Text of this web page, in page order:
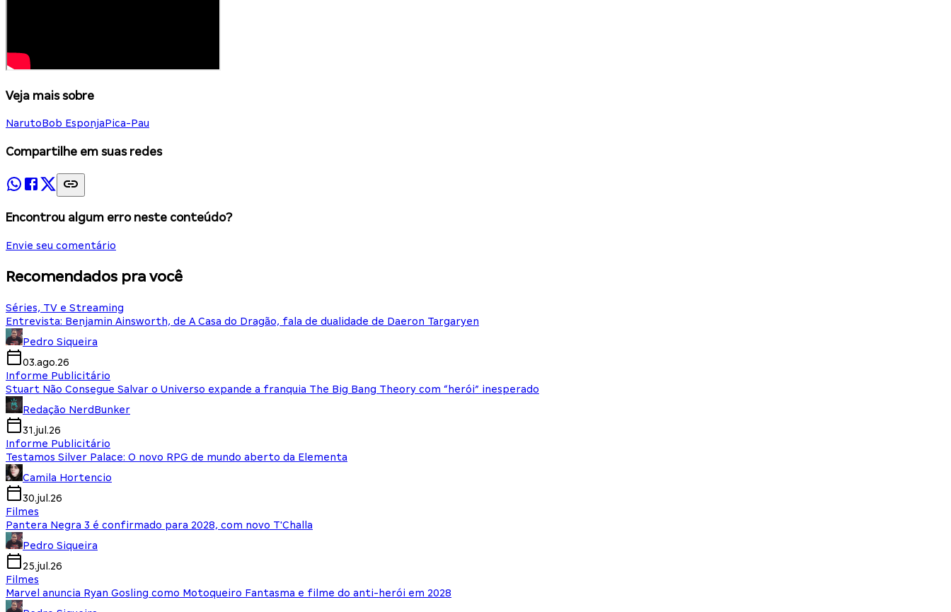
Veja mais sobre
NarutoBob EsponjaPica-Pau
Compartilhe em suas redes
Encontrou algum erro neste conteúdo?
Envie seu comentário
Recomendados pra você
Séries, TV e Streaming
Entrevista: Benjamin Ainsworth, de A Casa do Dragão, fala de dualidade de Daeron Targaryen
Pedro Siqueira
03.ago.26
Informe Publicitário
Stuart Não Consegue Salvar o Universo expande a franquia The Big Bang Theory com “herói” inesperado
Redação NerdBunker
31.jul.26
Informe Publicitário
Testamos Silver Palace: O novo RPG de mundo aberto da Elementa
Camila Hortencio
30.jul.26
Filmes
Pantera Negra 3 é confirmado para 2028, com novo T'Challa
Pedro Siqueira
25.jul.26
Filmes
Marvel anuncia Ryan Gosling como Motoqueiro Fantasma e filme do anti-herói em 2028